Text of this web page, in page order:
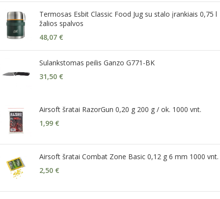
Termosas Esbit Classic Food Jug su stalo įrankiais 0,75 l
žalios spalvos
48,07 €
Sulankstomas peilis Ganzo G771-BK
31,50 €
Airsoft šratai RazorGun 0,20 g 200 g / ok. 1000 vnt.
1,99 €
Airsoft šratai Combat Zone Basic 0,12 g 6 mm 1000 vnt.
2,50 €